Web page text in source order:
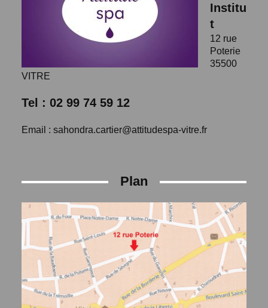
Institu
t
12 rue
Poterie
35500
VITRE
Tel : 02 99 74 59 12
Email : sahondra.cartier@attitudespa-vitre.fr
Plan